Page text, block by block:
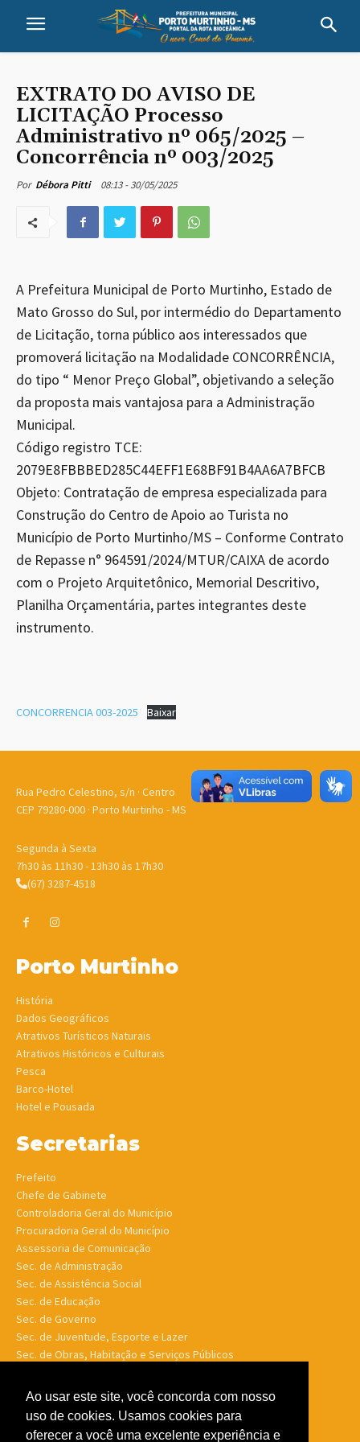
EXTRATO DO AVISO DE
LICITAÇÃO Processo
Administrativo nº 065/2025 –
Concorrência nº 003/2025
Por Débora Pitti 08:13 - 30/05/2025
A Prefeitura Municipal de Porto Murtinho, Estado de
Mato Grosso do Sul, por intermédio do Departamento
de Licitação, torna público aos interessados que
promoverá licitação na Modalidade CONCORRÊNCIA,
do tipo “ Menor Preço Global”, objetivando a seleção
da proposta mais vantajosa para a Administração
Municipal.
Código registro TCE:
2079E8FBBBED285C44EFF1E68BF91B4AA6A7BFCB
Objeto: Contratação de empresa especializada para
Construção do Centro de Apoio ao Turista no
Município de Porto Murtinho/MS – Conforme Contrato
de Repasse n° 964591/2024/MTUR/CAIXA de acordo
com o Projeto Arquitetônico, Memorial Descritivo,
Planilha Orçamentária, partes integrantes deste
instrumento.
CONCORRENCIA 003-2025 Baixar
Rua Pedro Celestino, s/n · Centro
CEP 79280-000 · Porto Murtinho - MS
Segunda à Sexta
7h30 às 11h30 - 13h30 às 17h30
(67) 3287-4518
Porto Murtinho
História
Dados Geográficos
Atrativos Turísticos Naturais
Atrativos Históricos e Culturais
Pesca
Barco-Hotel
Hotel e Pousada
Secretarias
Prefeito
Chefe de Gabinete
Controladoria Geral do Município
Procuradoria Geral do Município
Assessoria de Comunicação
Sec. de Administração
Sec. de Assistência Social
Sec. de Educação
Sec. de Governo
Sec. de Juventude, Esporte e Lazer
Sec. de Obras, Habitação e Serviços Públicos
Sec. de Saúde
Sec. de Turismo
Sec. de Meio Ambiente, Desenv. Agrário, Aquicultura e Pesca
Ao usar este site, você concorda com nosso
uso de cookies. Usamos cookies para
oferecer a você uma excelente experiência e